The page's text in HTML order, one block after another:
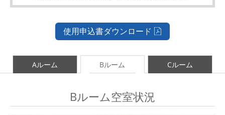
使用申込書ダウンロード
Aルーム Bルーム Cルーム
Bルーム空室状況